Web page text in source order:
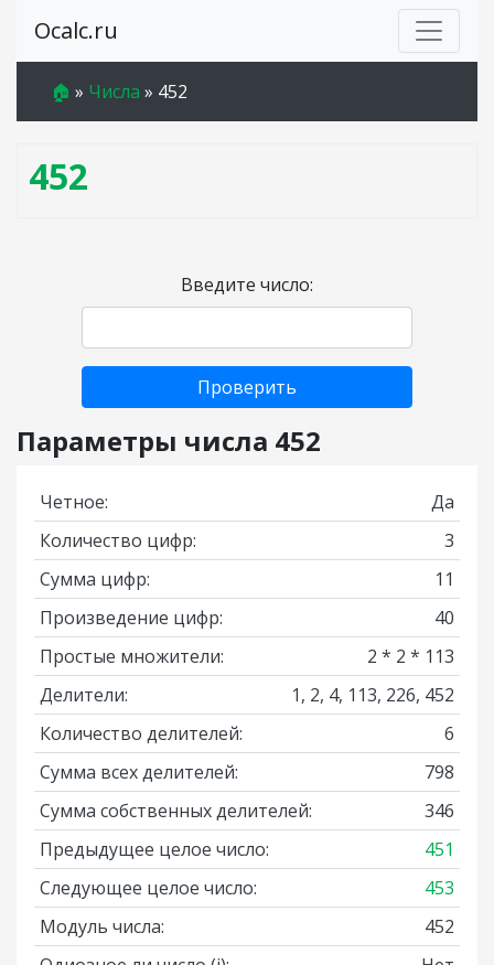
Ocalc.ru
🏠 » Числа » 452
452
Введите число:
Проверить
Параметры числа 452
Четное:
Да
Количество цифр:
3
Сумма цифр:
11
Произведение цифр:
40
Простые множители:
2 * 2 * 113
Делители:
1, 2, 4, 113, 226, 452
Количество делителей:
6
Сумма всех делителей:
798
Сумма собственных делителей:
346
Предыдущее целое число:
451
Следующее целое число:
453
Модуль числа:
452